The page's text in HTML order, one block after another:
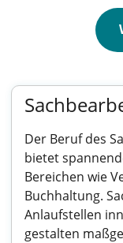
Der Beruf des
bietet
Bereichen wie
Buchhaltung.
Anlaufstellen
gestalten